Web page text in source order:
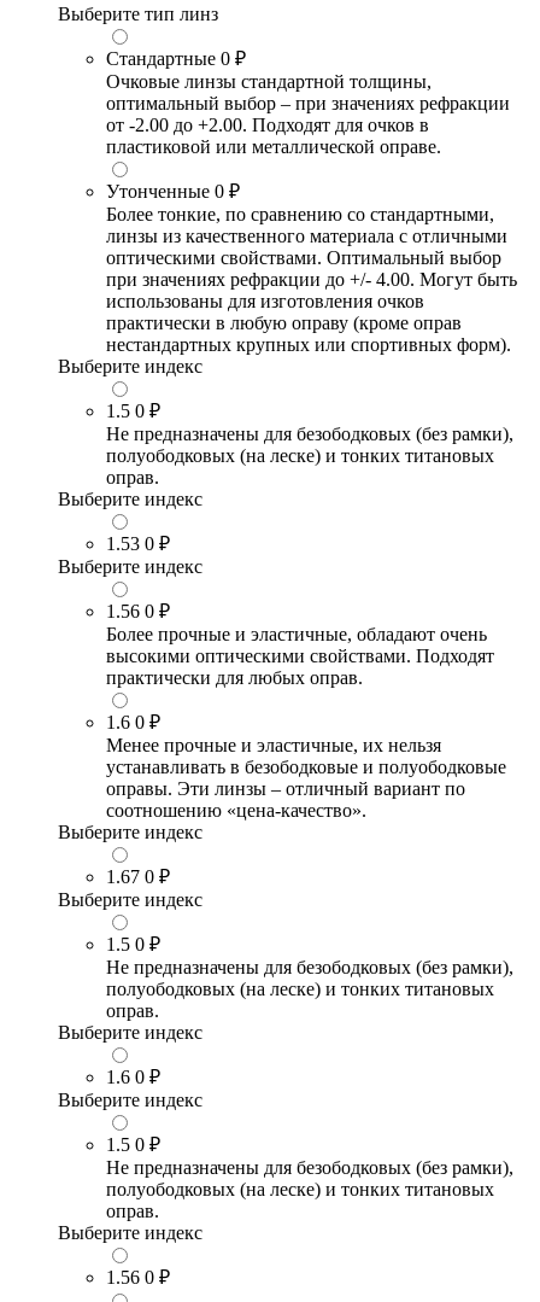
Выберите тип линз
Стандартные 0 ₽
Очковые линзы стандартной толщины,
оптимальный выбор – при значениях рефракции
от -2.00 до +2.00. Подходят для очков в
пластиковой или металлической оправе.
Утонченные 0 ₽
Более тонкие, по сравнению со стандартными,
линзы из качественного материала с отличными
оптическими свойствами. Оптимальный выбор
при значениях рефракции до +/- 4.00. Могут быть
использованы для изготовления очков
практически в любую оправу (кроме оправ
нестандартных крупных или спортивных форм).
Выберите индекс
1.5 0 ₽
Не предназначены для безободковых (без рамки),
полуободковых (на леске) и тонких титановых
оправ.
Выберите индекс
1.53 0 ₽
Выберите индекс
1.56 0 ₽
Более прочные и эластичные, обладают очень
высокими оптическими свойствами. Подходят
практически для любых оправ.
1.6 0 ₽
Менее прочные и эластичные, их нельзя
устанавливать в безободковые и полуободковые
оправы. Эти линзы – отличный вариант по
соотношению «цена-качество».
Выберите индекс
1.67 0 ₽
Выберите индекс
1.5 0 ₽
Не предназначены для безободковых (без рамки),
полуободковых (на леске) и тонких титановых
оправ.
Выберите индекс
1.6 0 ₽
Выберите индекс
1.5 0 ₽
Не предназначены для безободковых (без рамки),
полуободковых (на леске) и тонких титановых
оправ.
Выберите индекс
1.56 0 ₽